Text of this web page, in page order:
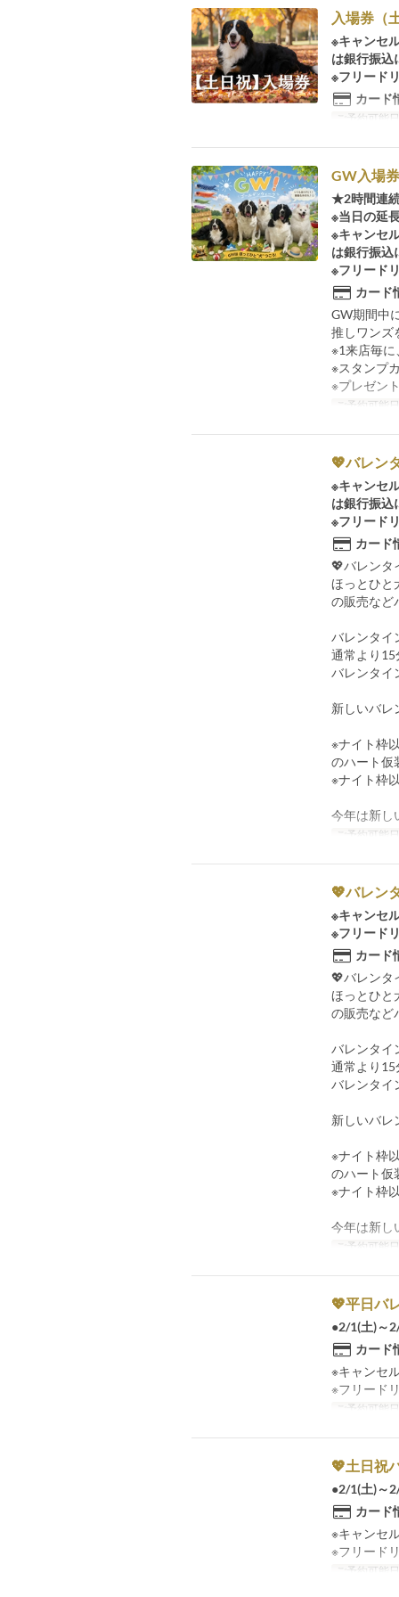
入場券（
※キャンセ
は銀行振込
※フリード
カード
ご予約可能日
GW入場
★2時間連
※当日の延
※キャンセ
は銀行振込
※フリード
カード
GW期間中
推しワンズ
※1来店毎に
※スタンプ
※プレゼン
ご予約可能日
💖バレン
※キャンセ
は銀行振込
※フリード
カード
💖バレンタ
ほっとひと
の販売など
バレンタイ
通常より
バレンタイ
新しいバレ
※ナイト枠
のハート仮
※ナイト枠
今年は新し
ご予約可能日
💖バレン
※キャンセ
※フリード
カード
💖バレンタ
ほっとひと
の販売など
バレンタイ
通常より
バレンタイ
新しいバレ
※ナイト枠
のハート仮
※ナイト枠
今年は新し
ご予約可能日
💖平日バ
●2/1(土)～
カード
※キャンセ
※フリード
ご予約可能日
💖土日祝
●2/1(土)～
カード
※キャンセ
※フリード
ご予約可能日